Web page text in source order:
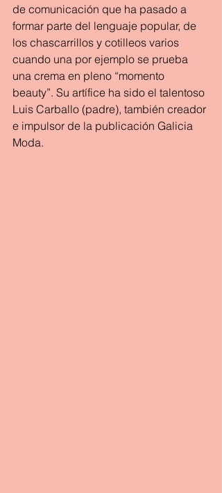
de comunicación que ha pasado a
formar parte del lenguaje popular, de
los chascarrillos y cotilleos varios
cuando una por ejemplo se prueba
una crema en pleno “momento
beauty”. Su artífice ha sido el talentoso
Luis Carballo (padre), también creador
e impulsor de la publicación Galicia
Moda.